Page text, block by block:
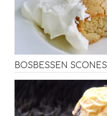
BOSBESSEN SCONES